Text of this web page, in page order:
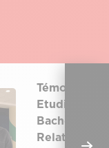
Témoignage
Etudiant
Bachelor
Relations